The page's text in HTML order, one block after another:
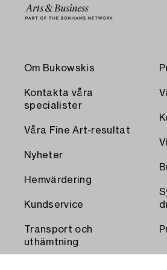
Om Bukowskis
Kontakta våra
specialister
Våra Fine Art-resultat
Nyheter
Hemvärdering
Kundservice
Transport och
uthämtning